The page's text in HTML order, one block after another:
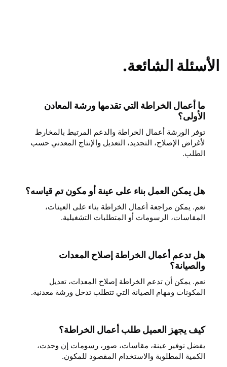
الأسئلة الشائعة.
ما أعمال الخراطة التي تقدمها ورشة المعادن
الأولى؟
توفر الورشة أعمال الخراطة والدعم المرتبط بالمخارط
لأغراض الإصلاح، التجديد، التعديل والإنتاج المعدني حسب
الطلب.
هل يمكن العمل بناء على عينة أو مكون تم قياسه؟
نعم. يمكن مراجعة أعمال الخراطة بناء على العينات،
المقاسات، الرسومات أو المتطلبات التشغيلية.
هل تدعم أعمال الخراطة إصلاح المعدات
والصيانة؟
نعم. يمكن أن تدعم الخراطة إصلاح المعدات، تعديل
المكونات ومهام الصيانة التي تتطلب تدخل ورشة معدنية.
كيف يجهز العميل طلب أعمال الخراطة؟
يفضل توفير عينة، مقاسات، صور، رسومات إن وجدت،
الكمية المطلوبة والاستخدام المقصود للمكون.